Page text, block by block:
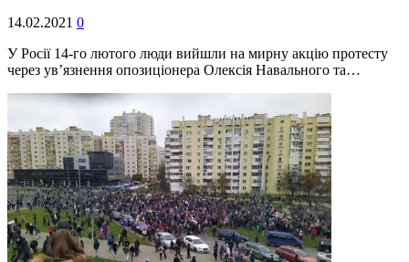
14.02.2021 0
У Росії 14-го лютого люди вийшли на мирну акцію протесту
через ув’язнення опозиціонера Олексія Навального та…